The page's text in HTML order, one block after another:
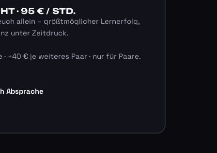
· 95 € / STD.
allein – größtmöglicher Lernerfolg,
unter Zeitdruck.
+40 € je weiteres Paar · nur für Paare.
Absprache